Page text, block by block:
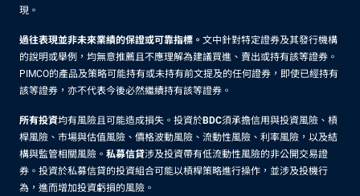
現。
過往表現並非未來業績的保證或可靠指標。 文中針對特定證券及其發行機構
的說明或舉例，均無意推薦且不應理解為建議買進、賣出或持有該等證券。
PIMCO的產品及策略可能持有或未持有前文提及的任何證券，即使已經持有
該等證券，亦不代表今後必然繼續持有該等證券。
所有投資均有風險且可能造成損失。投資於BDC須承擔信用與投資風險、槓
桿風險、市場與估值風險、價格波動風險、流動性風險、利率風險，以及結
構與監管相關風險。 私募信貸涉及投資帶有低流動性風險的非公開交易證
券。投資於私募信貸的投資組合可能以槓桿策略進行操作，並涉及投機行
為，進而增加投資虧損的風險。